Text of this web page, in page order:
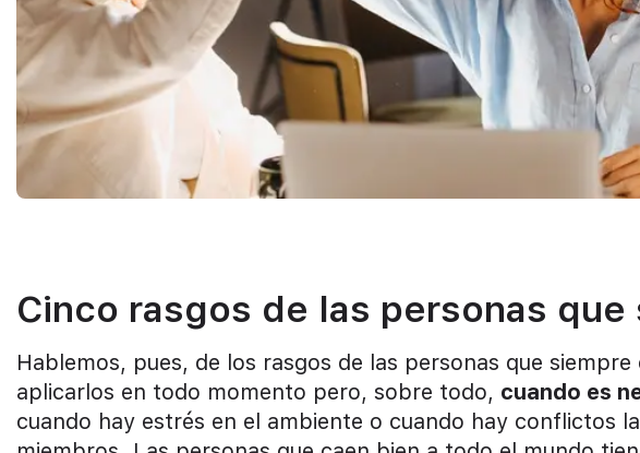
Cinco rasgos de las personas
Hablemos, pues, de los rasgos de las personas que
aplicarlos en todo momento pero, sobre todo, cuando es
cuando hay estrés en el ambiente o cuando hay conflictos